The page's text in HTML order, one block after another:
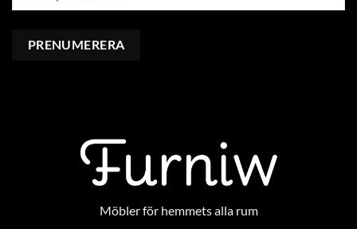
Möbler för hemmets alla rum